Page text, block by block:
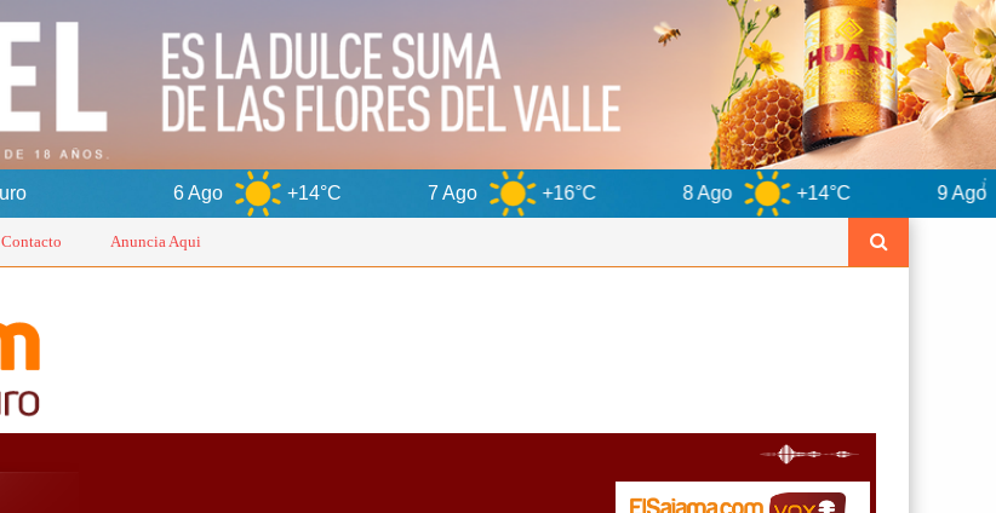
+14°C 7 Ago +16°C 8 Ago +14°C 9 Ago +15°C
Contacto Anuncia Aqui